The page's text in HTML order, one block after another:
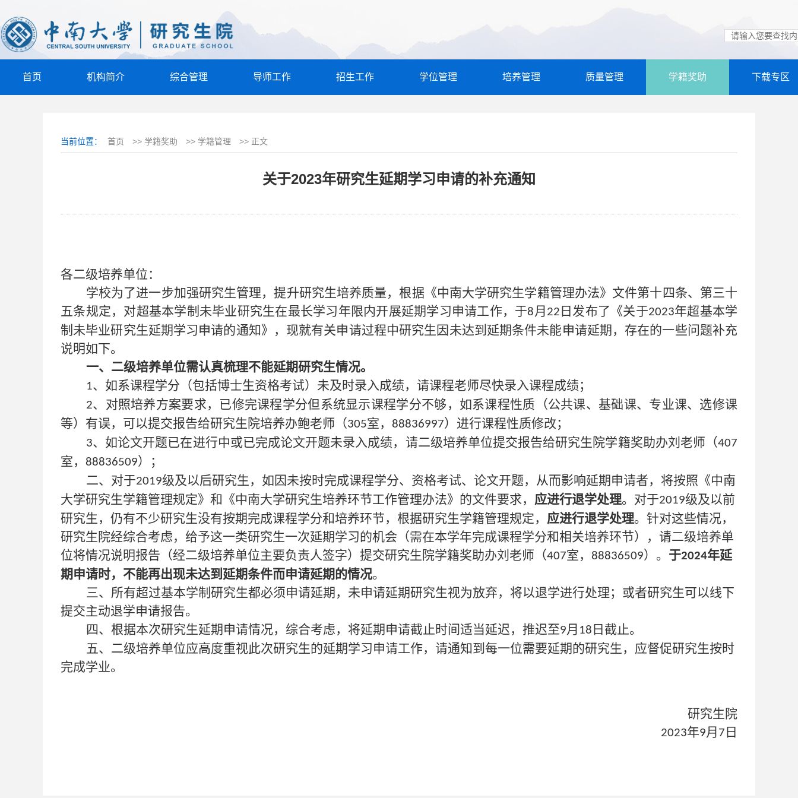
首页 机构简介 综合管理 导师工作 招生工作 学位管理 培养管理 质量管理 学籍奖助 下载专区
当前位置： 首页 >> 学籍奖助 >> 学籍管理 >> 正文
关于2023年研究生延期学习申请的补充通知
各二级培养单位：
学校为了进一步加强研究生管理，提升研究生培养质量，根据《中南大学研究生学籍管理办法》文件第十四条、第三十
五条规定，对超基本学制未毕业研究生在最长学习年限内开展延期学习申请工作，于8月 22 日发布了《关于2023年超基本学
制未毕业研究生延期学习申请的通知》，现就有关申请过程中研究生因未达到延期条件未能申请延期，存在的一些问题补充
说明如下。
一、二级培养单位需认真梳理不能延期研究生情况。
1、如系课程学分（包括博士生资格考试）未及时录入成绩，请课程老师尽快录入课程成绩；
2、对照培养方案要求，已修完课程学分但系统显示课程学分不够，如系课程性质（公共课、基础课、专业课、选修课
等）有误，可以提交报告给研究生院培养办鲍老师（305室， 88836997）进行课程性质修改；
3、如论文开题已在进行中或已完成论文开题未录入成绩，请二级培养单位提交报告给研究生院学籍奖助办刘老师（407
室， 88836509）；
二、对于2019级及以后研究生，如因未按时完成课程学分、资格考试、论文开题，从而影响延期申请者，将按照《中南
大学研究生学籍管理规定》和《中南大学研究生培养环节工作管理办法》的文件要求， 应进行退学处理。对于2019级及以前
研究生，仍有不少研究生没有按期完成课程学分和培养环节，根据研究生学籍管理规定， 应进行退学处理。针对这些情况，
研究生院经综合考虑，给予这一类研究生一次延期学习的机会（需在本学年完成课程学分和相关培养环节），请二级培养单
位将情况说明报告（经二级培养单位主要负责人签字）提交研究生院学籍奖助办刘老师（407室， 88836509）。 于2024年延
期申请时，不能再出现未达到延期条件而申请延期的情况。
三、所有超过基本学制研究生都必须申请延期，未申请延期研究生视为放弃，将以退学进行处理；或者研究生可以线下
提交主动退学申请报告。
四、根据本次研究生延期申请情况，综合考虑，将延期申请截止时间适当延迟，推迟至9月 18 日截止。
五、二级培养单位应高度重视此次研究生的延期学习申请工作，请通知到每一位需要延期的研究生，应督促研究生按时
完成学业。
研究生院
2023年9月 7 日